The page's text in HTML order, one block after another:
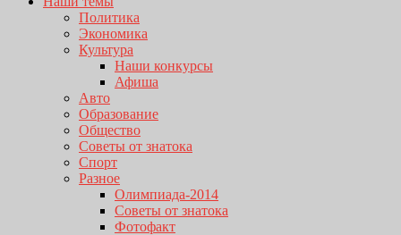
Политика
Экономика
Культура
Наши конкурсы
Афиша
Авто
Образование
Общество
Советы от знатока
Спорт
Разное
Олимпиада-2014
Советы от знатока
Фотофакт